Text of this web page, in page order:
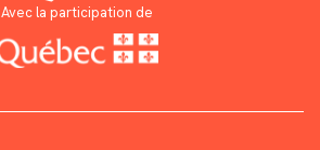
Avec la participation de